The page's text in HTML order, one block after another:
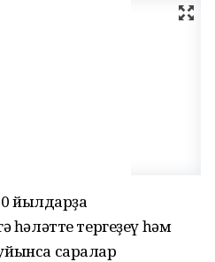
йылдарҙа
һәләтте тергеҙеү һәм
саралар